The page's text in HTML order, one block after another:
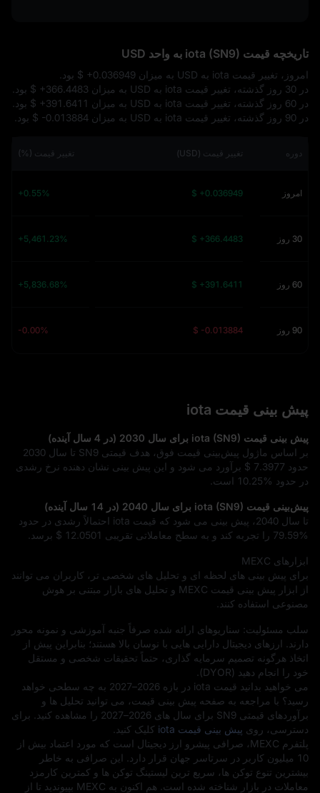
تاریخچه قیمت iota (SN9) به واحد USD
امروز، تغییر قیمت iota به USD به میزان $ +0.036949 بود.
در 30 روز گذشته، تغییر قیمت iota به USD به میزان
$ +366.4483 بود.
در 60 روز گذشته، تغییر قیمت iota به USD به میزان
$ +391.6411 بود.
در 90 روز گذشته، تغییر قیمت iota به USD به میزان
$ -0.013884 بود.
دوره تغییر قیمت (USD) تغییر قیمت (%)
امروز $ +0.036949
+0.55%
30 روز $ +366.4483
+5,461.23%
60 روز $ +391.6411
+5,836.68%
90 روز $ -0.013884
-0.00%
پیش‌ بینی قیمت iota
پیش‌ بینی قیمت iota (SN9) برای سال 2030 (در 4 سال آینده)
بر اساس ماژول پیش‌بینی قیمت فوق، هدف قیمتی SN9 تا سال 2030
حدود $ 7.3977 برآورد می‌ شود و این پیش‌ بینی نشان‌ دهنده نرخ رشدی
در حدود 10.25% است.
پیش‌بینی قیمت iota (SN9) برای سال 2040 (در 14 سال آینده)
تا سال 2040، پیش‌ بینی می‌ شود که قیمت iota احتمالاً رشدی در حدود
79.59% را تجربه کند و به سطح معاملاتی تقریبی $ 12.0501 برسد.
ابزارهای MEXC
برای پیش‌ بینی‌ های لحظه‌ ای و تحلیل‌ های شخصی‌ تر، کاربران می‌ توانند
از ابزار پیش‌ بینی قیمت MEXC و تحلیل‌ های بازار مبتنی بر هوش
مصنوعی استفاده کنند.
سلب مسئولیت: سناریوهای ارائه‌ شده صرفاً جنبه آموزشی و نمونه‌ محور
دارند. ارزهای دیجیتال دارایی‌ هایی با نوسان بالا هستند؛ بنابراین پیش از
اتخاذ هرگونه تصمیم سرمایه‌ گذاری، حتماً تحقیقات شخصی و مستقل
خود را انجام دهید (DYOR).
می‌ خواهید بدانید قیمت iota در بازه 2026–2027 به چه سطحی خواهد
رسید؟ با مراجعه به صفحه پیش‌ بینی قیمت، می‌ توانید تحلیل‌ ها و
برآوردهای قیمتی SN9 برای سال‌ های 2026–2027 را مشاهده کنید. برای
دسترسی، روی پیش‌ بینی قیمت iota
کلیک کنید.
پلتفرم MEXC، صرافی پیشرو ارز دیجیتال است که مورد اعتماد بیش از
10 میلیون کاربر در سرتاسر جهان قرار دارد. این صرافی به خاطر
بیشترین تنوع توکن‌ ها، سریع‌ ترین لیستینگ توکن‌ ها و کمترین کارمزد
معاملات در بازار شناخته شده است. هم‌ اکنون به MEXC بپیوندید تا از